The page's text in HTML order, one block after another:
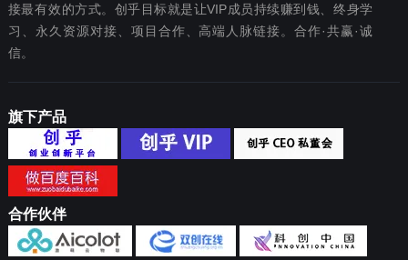
接最有效‬的方式。创乎目标就是让VIP成员持续赚到钱、终身学
习、永久资源对接、项目合作、高端人脉链接。合作·共赢·诚
信。
旗下产品
合作伙伴